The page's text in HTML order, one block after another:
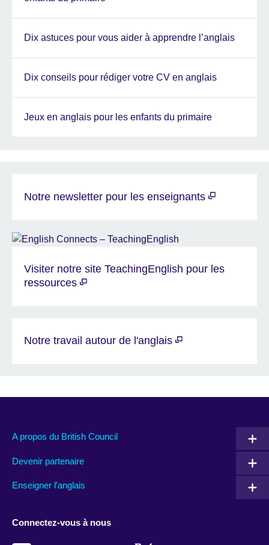
Dix astuces pour vous aider à apprendre l’anglais
Dix conseils pour rédiger votre CV en anglais
Jeux en anglais pour les enfants du primaire
Notre newsletter pour les enseignants
Visiter notre site TeachingEnglish pour les
ressources
Notre travail autour de l'anglais
A propos du British Council
Devenir partenaire
Enseigner l'anglais
Connectez-vous à nous